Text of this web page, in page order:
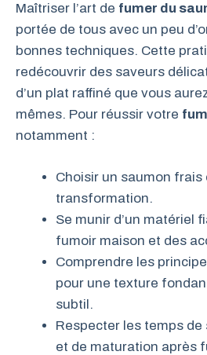
Maîtriser l’art de fumer du
portée de tous avec un peu
bonnes techniques. Cette
redécouvrir des saveurs
d’un plat raffiné que vous
mêmes. Pour réussir votre
notamment :
Choisir un saumon frais
transformation.
Se munir d’un matériel
fumoir maison et des
Comprendre les
pour une texture
subtil.
Respecter les temps
et de maturation après